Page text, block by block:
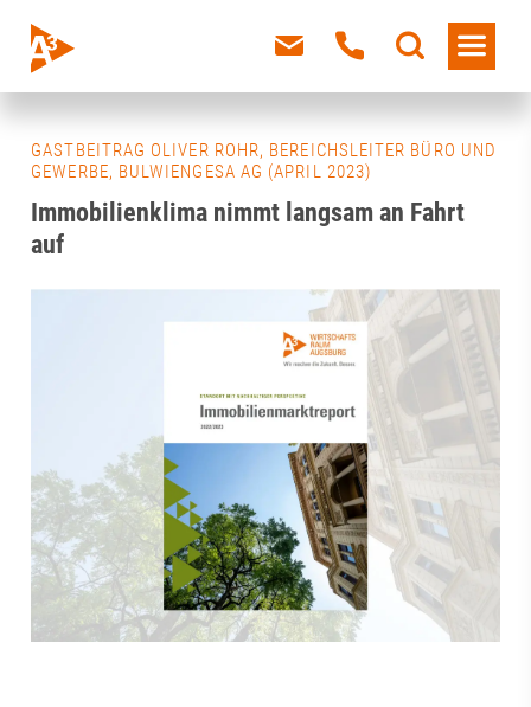
GASTBEITRAG OLIVER ROHR, BEREICHSLEITER BÜRO UND
GEWERBE, BULWIENGESA AG (APRIL 2023)
Immobilienklima nimmt langsam an Fahrt
auf